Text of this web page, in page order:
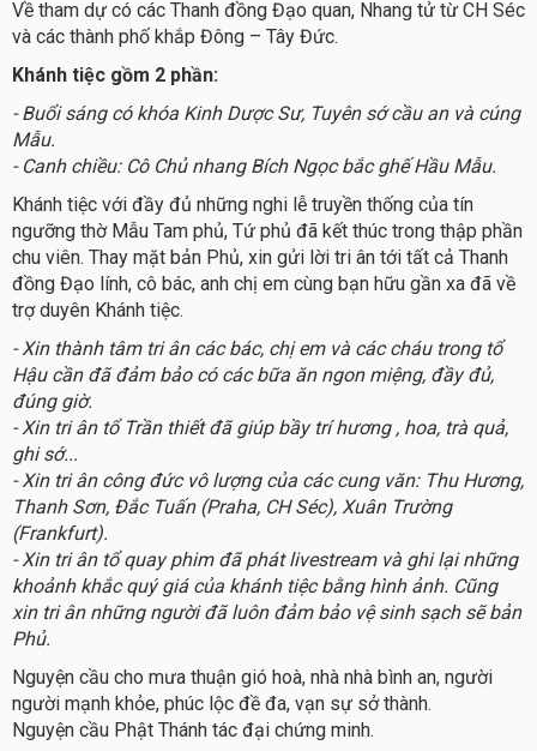
Về tham dự có các Thanh đồng Đạo quan, Nhang tử từ CH Séc
và các thành phố khắp Đông – Tây Đức.
Khánh tiệc gồm 2 phần:
- Buổi sáng có khóa Kinh Dược Sư, Tuyên sớ cầu an và cúng
Mẫu.
- Canh chiều: Cô Chủ nhang Bích Ngọc bắc ghế Hầu Mẫu.
Khánh tiệc với đầy đủ những nghi lễ truyền thống của tín
ngưỡng thờ Mẫu Tam phủ, Tứ phủ đã kết thúc trong thập phần
chu viên. Thay mặt bản Phủ, xin gửi lời tri ân tới tất cả Thanh
đồng Đạo lính, cô bác, anh chị em cùng bạn hữu gần xa đã về
trợ duyên Khánh tiệc.
- Xin thành tâm tri ân các bác, chị em và các cháu trong tổ
Hậu cần đã đảm bảo có các bữa ăn ngon miệng, đầy đủ,
đúng giờ.
- Xin tri ân tổ Trần thiết đã giúp bầy trí hương , hoa, trà quả,
ghi sớ...
- Xin tri ân công đức vô lượng của các cung văn: Thu Hương,
Thanh Sơn, Đắc Tuấn (Praha, CH Séc), Xuân Trường
(Frankfurt).
- Xin tri ân tổ quay phim đã phát livestream và ghi lại những
khoảnh khắc quý giá của khánh tiệc bằng hình ảnh. Cũng
xin tri ân những người đã luôn đảm bảo vệ sinh sạch sẽ bản
Phủ.
Nguyện cầu cho mưa thuận gió hoà, nhà nhà bình an, người
người mạnh khỏe, phúc lộc đề đa, vạn sự sở thành.
Nguyện cầu Phật Thánh tác đại chứng minh.